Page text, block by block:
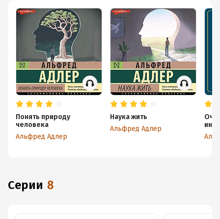
Понять природу
человека
Альфред Адлер
Наука жить
Альфред Адлер
Серии 8